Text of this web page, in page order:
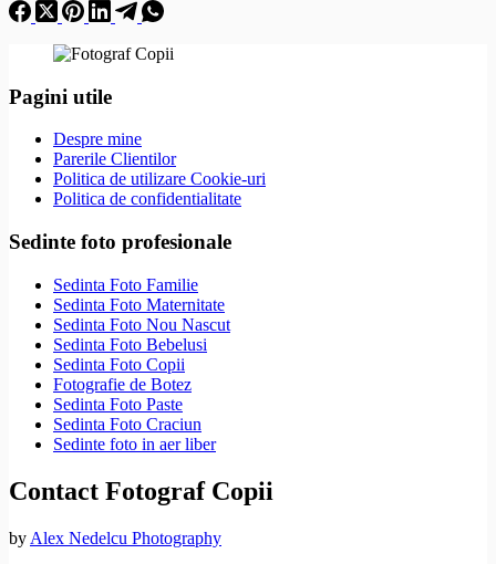
Pagini utile
Despre mine
Parerile Clientilor
Politica de utilizare Cookie-uri
Politica de confidentialitate
Sedinte foto profesionale
Sedinta Foto Familie
Sedinta Foto Maternitate
Sedinta Foto Nou Nascut
Sedinta Foto Bebelusi
Sedinta Foto Copii
Fotografie de Botez
Sedinta Foto Paste
Sedinta Foto Craciun
Sedinte foto in aer liber
Contact Fotograf Copii
by Alex Nedelcu Photography